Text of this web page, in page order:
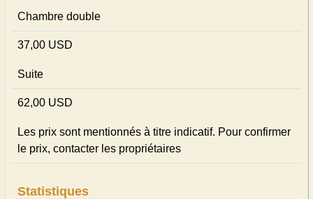
Chambre double
37,00 USD
Suite
62,00 USD
Les prix sont mentionnés à titre indicatif. Pour confirmer
le prix, contacter les propriétaires
Statistiques